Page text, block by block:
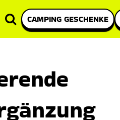
CAMPING GESCHENKE